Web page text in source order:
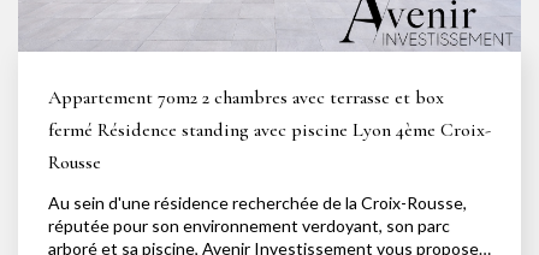
81 71 45 15 / Clément 06 49 26 90 85
Appartement 70m2 2 chambres avec terrasse et box
fermé Résidence standing avec piscine Lyon 4ème Croix-
Rousse
Au sein d'une résidence recherchée de la Croix-Rousse,
réputée pour son environnement verdoyant, son parc
arboré et sa piscine, Avenir Investissement vous propose